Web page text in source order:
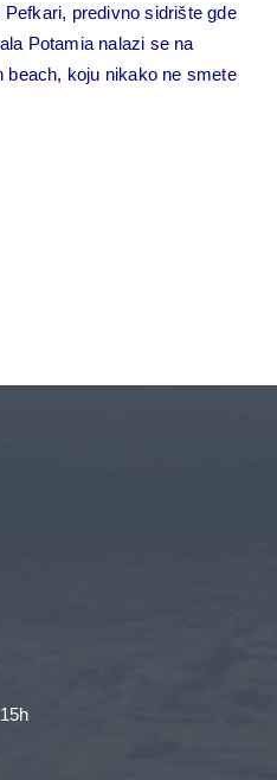
predivno sidrište gde
Potamia nalazi se na
beach, koju nikako ne smete